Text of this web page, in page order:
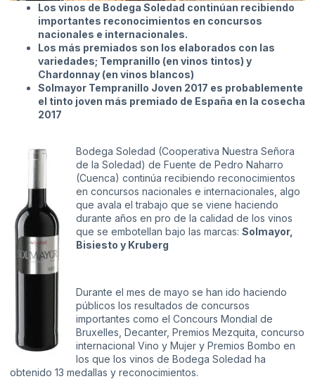
Los vinos de Bodega Soledad continúan recibiendo
importantes reconocimientos en concursos
nacionales e internacionales.
Los más premiados son los elaborados con las
variedades; Tempranillo (en vinos tintos) y
Chardonnay (en vinos blancos)
Solmayor Tempranillo Joven 2017 es probablemente
el tinto joven más premiado de España en la cosecha
2017
Bodega Soledad (Cooperativa Nuestra Señora
de la Soledad) de Fuente de Pedro Naharro
(Cuenca) continúa recibiendo reconocimientos
en concursos nacionales e internacionales, algo
que avala el trabajo que se viene haciendo
durante años en pro de la calidad de los vinos
que se embotellan bajo las marcas: Solmayor,
Bisiesto y Kruberg
Durante el mes de mayo se han ido haciendo
públicos los resultados de concursos
importantes como el Concours Mondial de
Bruxelles, Decanter, Premios Mezquita, concurso
internacional Vino y Mujer y Premios Bombo en
los que los vinos de Bodega Soledad ha
obtenido 13 medallas y reconocimientos.